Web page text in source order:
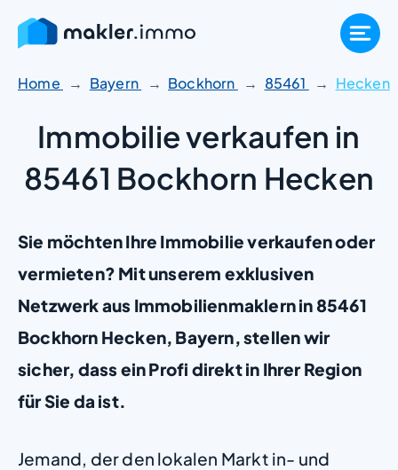
Zum
Inhalt
springen
Home Bayern Bockhorn 85461 Hecken
Immobilie verkaufen in
85461 Bockhorn Hecken
Sie möchten Ihre Immobilie verkaufen oder
vermieten? Mit unserem exklusiven
Netzwerk aus Immobilienmaklern in 85461
Bockhorn Hecken, Bayern, stellen wir
sicher, dass ein Profi direkt in Ihrer Region
für Sie da ist.
Jemand, der den lokalen Markt in- und